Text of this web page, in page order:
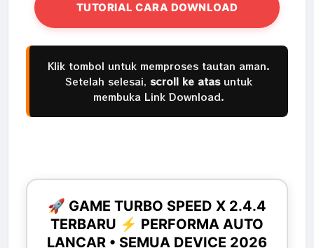
TUTORIAL CARA DOWNLOAD
Klik tombol untuk memproses tautan aman.
Setelah selesai, scroll ke atasuntuk
membuka Link Download.
🚀 GAME TURBO SPEED X 2.4.4
TERBARU ⚡ PERFORMA AUTO
LANCAR • SEMUA DEVICE 2026